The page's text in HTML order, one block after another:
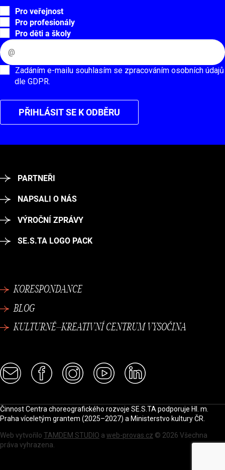
Pro veřejnost
Pro profesionály
Pro děti a školy
Zadáním e-mailu souhlasím se zpracováním osobních údajů
dle GDPR.
PŘIHLÁSIT SE K ODBĚRU
PARTNEŘI
NAPSALI O NÁS
VÝROČNÍ ZPRÁVY
SE.S.TA LOGO PACK
KORESPONDANCE
BLOG
KULTURNĚ–KREATIVNÍ CENTRUM VYSOČINA
Činnost Centra choreografického rozvoje SE.S.TA podporuje Hl. m.
Praha víceletým grantem (2025–2027) a Ministerstvo kultury ČR.
Web vytvořilo TAMDEM STUDIO a web-provas.cz © 2026 Všechna
práva vyhrazena.